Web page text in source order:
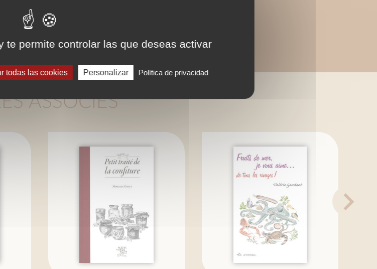
ASSOCIÉS
te permite controlar las que deseas activar
todas las cookies Personalizar Política de privacidad